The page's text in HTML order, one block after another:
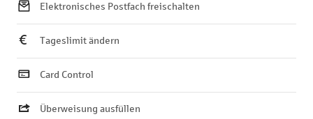
Elektronisches Postfach freischalten
Tageslimit ändern
Card Control
Überweisung ausfüllen